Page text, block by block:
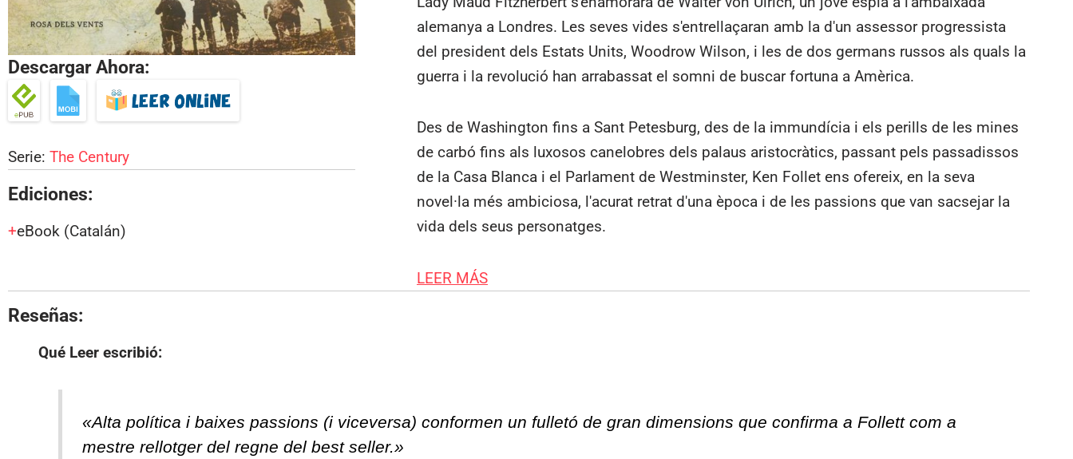
Descargar Ahora:
Serie: The Century
Ediciones:
eBook (Catalán)
alemanya a Londres. Les seves vides s'entrellaçaran amb la d'un assessor progressista
del president dels Estats Units, Woodrow Wilson, i les de dos germans russos als quals la
guerra i la revolució han arrabassat el somni de buscar fortuna a Amèrica.
Des de Washington fins a Sant Petesburg, des de la immundícia i els perills de les mines
de carbó fins als luxosos canelobres dels palaus aristocràtics, passant pels passadissos
de la Casa Blanca i el Parlament de Westminster, Ken Follet ens ofereix, en la seva
novel·la més ambiciosa, l'acurat retrat d'una època i de les passions que van sacsejar la
vida dels seus personatges.
LEER MÁS
Reseñas:
Qué Leer escribió:
«Alta política i baixes passions (i viceversa) conformen un fulletó de gran dimensions que confirma a Follett com a
mestre rellotger del regne del best seller.»